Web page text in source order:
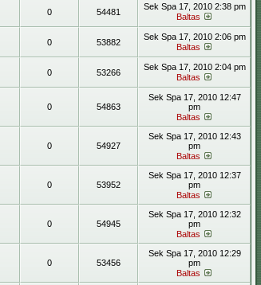
0 54481
Sek Spa 17, 2010 2:38 pm
Baltas
0 53882
Sek Spa 17, 2010 2:06 pm
Baltas
0 53266
Sek Spa 17, 2010 2:04 pm
Baltas
0 54863
Sek Spa 17, 2010 12:47
pm
Baltas
0 54927
Sek Spa 17, 2010 12:43
pm
Baltas
0 53952
Sek Spa 17, 2010 12:37
pm
Baltas
0 54945
Sek Spa 17, 2010 12:32
pm
Baltas
0 53456
Sek Spa 17, 2010 12:29
pm
Baltas